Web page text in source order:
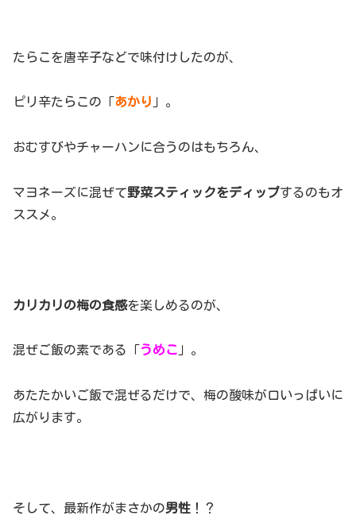
たらこを唐辛子などで味付けしたのが、
ピリ辛たらこの「あかり 」。
おむすびやチャーハンに合うのはもちろん、
マヨネーズに混ぜて野菜スティックをディップするのもオ
ススメ。
カリカリの梅の食感を楽しめるのが、
混ぜご飯の素である「うめこ 」。
あたたかいご飯で混ぜるだけで、梅の酸味が口いっぱいに
広がります。
そして、最新作がまさかの男性 ！？